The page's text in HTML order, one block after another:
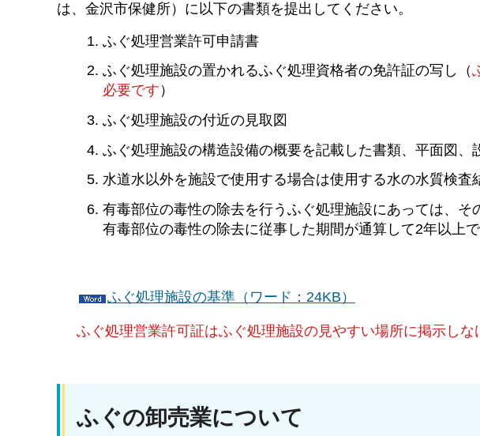
は、金沢市保健所）に以下の書類を提出してください。
ふぐ処理営業許可申請書
ふぐ処理施設の置かれるふぐ処理資格者の免許証の写し（
必要です ）
ふぐ処理施設の付近の見取図
ふぐ処理施設の構造設備の概要を記載した書類、平面図、
水道水以外を施設で使用する場合は使用する水の水質検査
有毒部位の毒性の除去を行うふぐ処理施設にあっては、
有毒部位の毒性の除去に従事した期間が通算して2年以上
ふぐ処理施設の基準（ワード：24KB）
ふぐ処理営業許可証はふぐ処理施設の見やすい場所に掲示しな
ふぐの卸売業について